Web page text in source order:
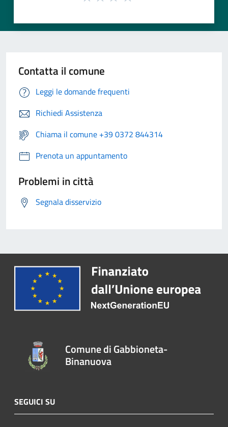
Contatta il comune
Leggi le domande frequenti
Richiedi Assistenza
Chiama il comune +39 0372 844314
Prenota un appuntamento
Problemi in città
Segnala disservizio
Comune di Gabbioneta-
Binanuova
SEGUICI SU